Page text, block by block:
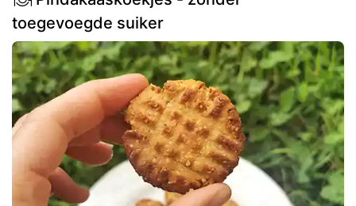
toegevoegde suiker